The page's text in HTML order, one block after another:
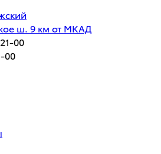
ш. 9 км от МКАД
00
00